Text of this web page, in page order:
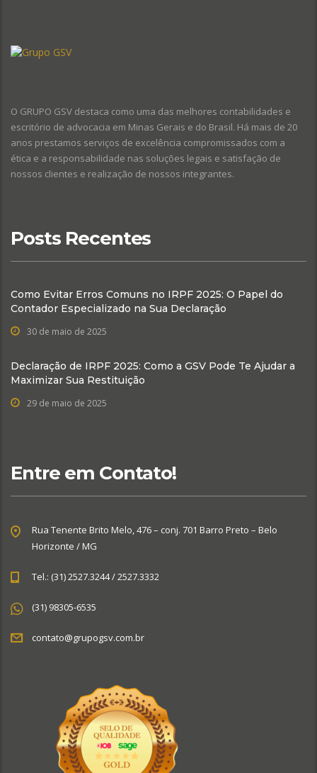
O GRUPO GSV destaca como uma das melhores contabilidades e
escritório de advocacia em Minas Gerais e do Brasil. Há mais de 20
anos prestamos serviços de excelência compromissados com a
ética e a responsabilidade nas soluções legais e satisfação de
nossos clientes e realização de nossos integrantes.
Posts Recentes
Como Evitar Erros Comuns no IRPF 2025: O Papel do
Contador Especializado na Sua Declaração
30 de maio de 2025
Declaração de IRPF 2025: Como a GSV Pode Te Ajudar a
Maximizar Sua Restituição
29 de maio de 2025
Entre em Contato!
Rua Tenente Brito Melo, 476 – conj. 701 Barro Preto – Belo
Horizonte / MG
Tel.: (31) 2527.3244 / 2527.3332
(31) 98305-6535
contato@grupogsv.com.br